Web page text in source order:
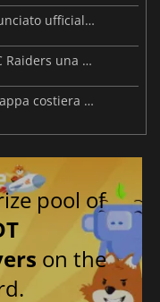
Call of Duty: Modern Warfare 4 annunciato ufficialmente
Riven Tides porta finalmente ad ARC Raiders una nuova mappa
ARC Raiders annuncia una nuova mappa costiera nel prossimo aggiornamento
pool of
on the